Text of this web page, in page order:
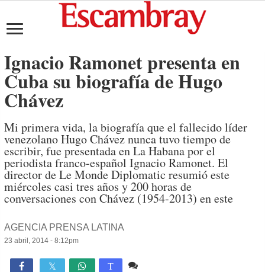
Ignacio Ramonet presenta en
Cuba su biografía de Hugo
Chávez
Mi primera vida, la biografía que el fallecido líder
venezolano Hugo Chávez nunca tuvo tiempo de
escribir, fue presentada en La Habana por el
periodista franco-español Ignacio Ramonet. El
director de Le Monde Diplomatic resumió este
miércoles casi tres años y 200 horas de
conversaciones con Chávez (1954-2013) en este
AGENCIA PRENSA LATINA
23 abril, 2014 - 8:12pm
 T